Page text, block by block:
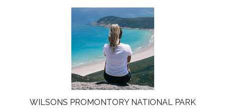
WILSONS PROMONTORY NATIONAL PARK